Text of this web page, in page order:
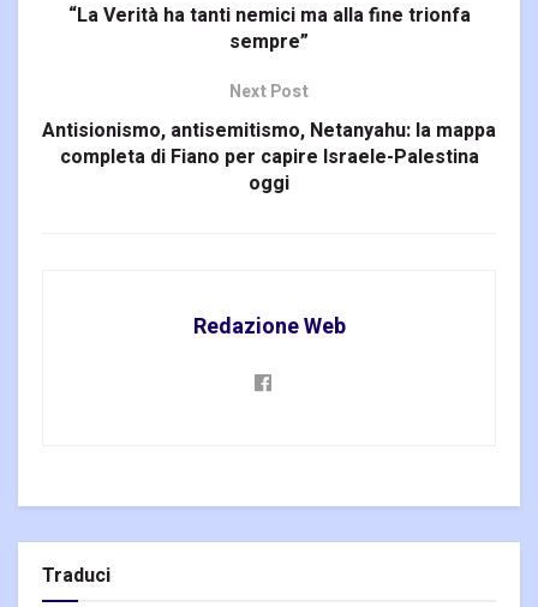
“La Verità ha tanti nemici ma alla fine trionfa
sempre”
Next Post
Antisionismo, antisemitismo, Netanyahu: la mappa
completa di Fiano per capire Israele-Palestina
oggi
Redazione Web
Traduci